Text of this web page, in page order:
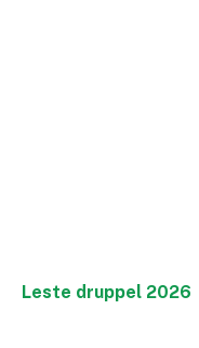
Leste druppel 2026